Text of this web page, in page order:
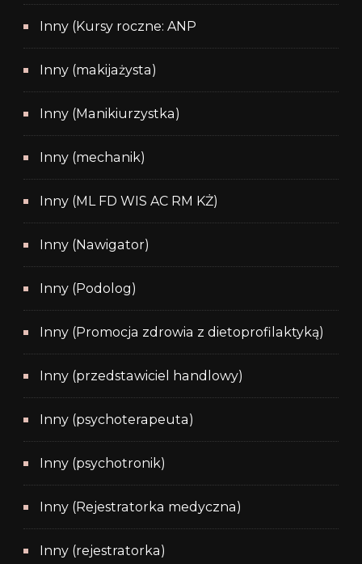
Inny (Kursy roczne: ANP
Inny (makijażysta)
Inny (Manikiurzystka)
Inny (mechanik)
Inny (ML FD WIS AC RM KŻ)
Inny (Nawigator)
Inny (Podolog)
Inny (Promocja zdrowia z dietoprofilaktyką)
Inny (przedstawiciel handlowy)
Inny (psychoterapeuta)
Inny (psychotronik)
Inny (Rejestratorka medyczna)
Inny (rejestratorka)